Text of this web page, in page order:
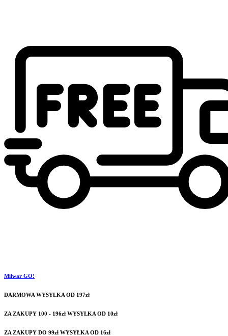
Milwar GO!
DARMOWA WYSYŁKA OD 197zł
ZA ZAKUPY 100 - 196zł WYSYŁKA OD 10zł
ZA ZAKUPY DO 99zł WYSYŁKA OD 16zł